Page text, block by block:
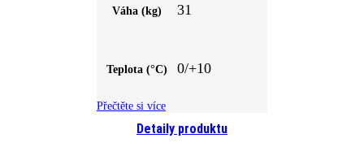
Detaily produktu
Váha (kg) 31
Teplota (°C) 0/+10
Přečtěte si více